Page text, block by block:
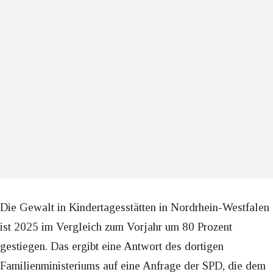
Die Gewalt in Kindertagesstätten in Nordrhein-Westfalen
ist 2025 im Vergleich zum Vorjahr um 80 Prozent
gestiegen. Das ergibt eine Antwort des dortigen
Familienministeriums auf eine Anfrage der SPD, die dem